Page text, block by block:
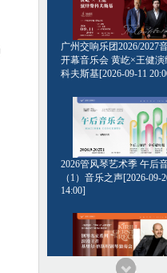
广州交响乐团2026/2027
开幕音乐会 黄屹×王健演
科夫斯基[2026-09-11
2026管风琴艺术季 午后
（1）音乐之声[2026-09-
14:00]